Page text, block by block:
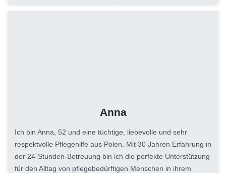
Anna
Ich bin Anna, 52 und eine tüchtige, liebevolle und sehr
respektvolle Pflegehilfe aus Polen. Mit 30 Jahren Erfahrung in
der 24-Stunden-Betreuung bin ich die perfekte Unterstützung
für den Alltag von pflegebedürftigen Menschen in ihrem